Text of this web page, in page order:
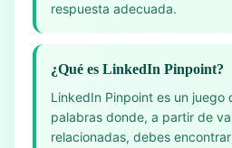
respuesta adecuada.
¿Qué es LinkedIn Pinpoint?
LinkedIn Pinpoint es un juego
palabras donde, a partir de
relacionadas, debes